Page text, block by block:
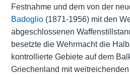
Festnahme und dem von der
Badoglio(1871-1956) mit den
abgeschlossenen
besetzte die Wehrmacht die
kontrollierte Gebiete auf dem
Griechenland mit